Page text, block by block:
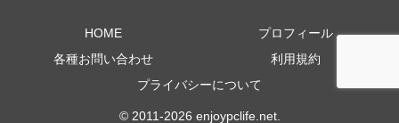
HOME
プロフィール
各種お問い合わせ
利用規約
プライバシーについて
© 2011-2026 enjoypclife.net.